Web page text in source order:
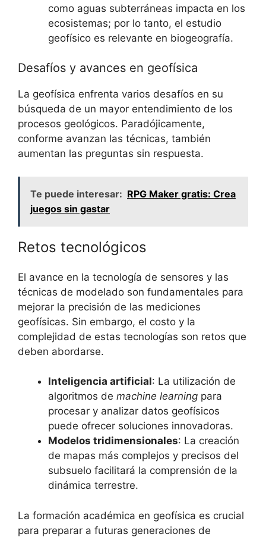
como aguas subterráneas impacta en los
ecosistemas; por lo tanto, el estudio
geofísico es relevante en biogeografía.
Desafíos y avances en geofísica
La geofísica enfrenta varios desafíos en su
búsqueda de un mayor entendimiento de los
procesos geológicos. Paradójicamente,
conforme avanzan las técnicas, también
aumentan las preguntas sin respuesta.
Te puede interesar: RPG Maker gratis: Crea
juegos sin gastar
Retos tecnológicos
El avance en la tecnología de sensores y las
técnicas de modelado son fundamentales para
mejorar la precisión de las mediciones
geofísicas. Sin embargo, el costo y la
complejidad de estas tecnologías son retos que
deben abordarse.
Inteligencia artificial: La utilización de
algoritmos de machine learning para
procesar y analizar datos geofísicos
puede ofrecer soluciones innovadoras.
Modelos tridimensionales: La creación
de mapas más complejos y precisos del
subsuelo facilitará la comprensión de la
dinámica terrestre.
La formación académica en geofísica es crucial
para preparar a futuras generaciones de